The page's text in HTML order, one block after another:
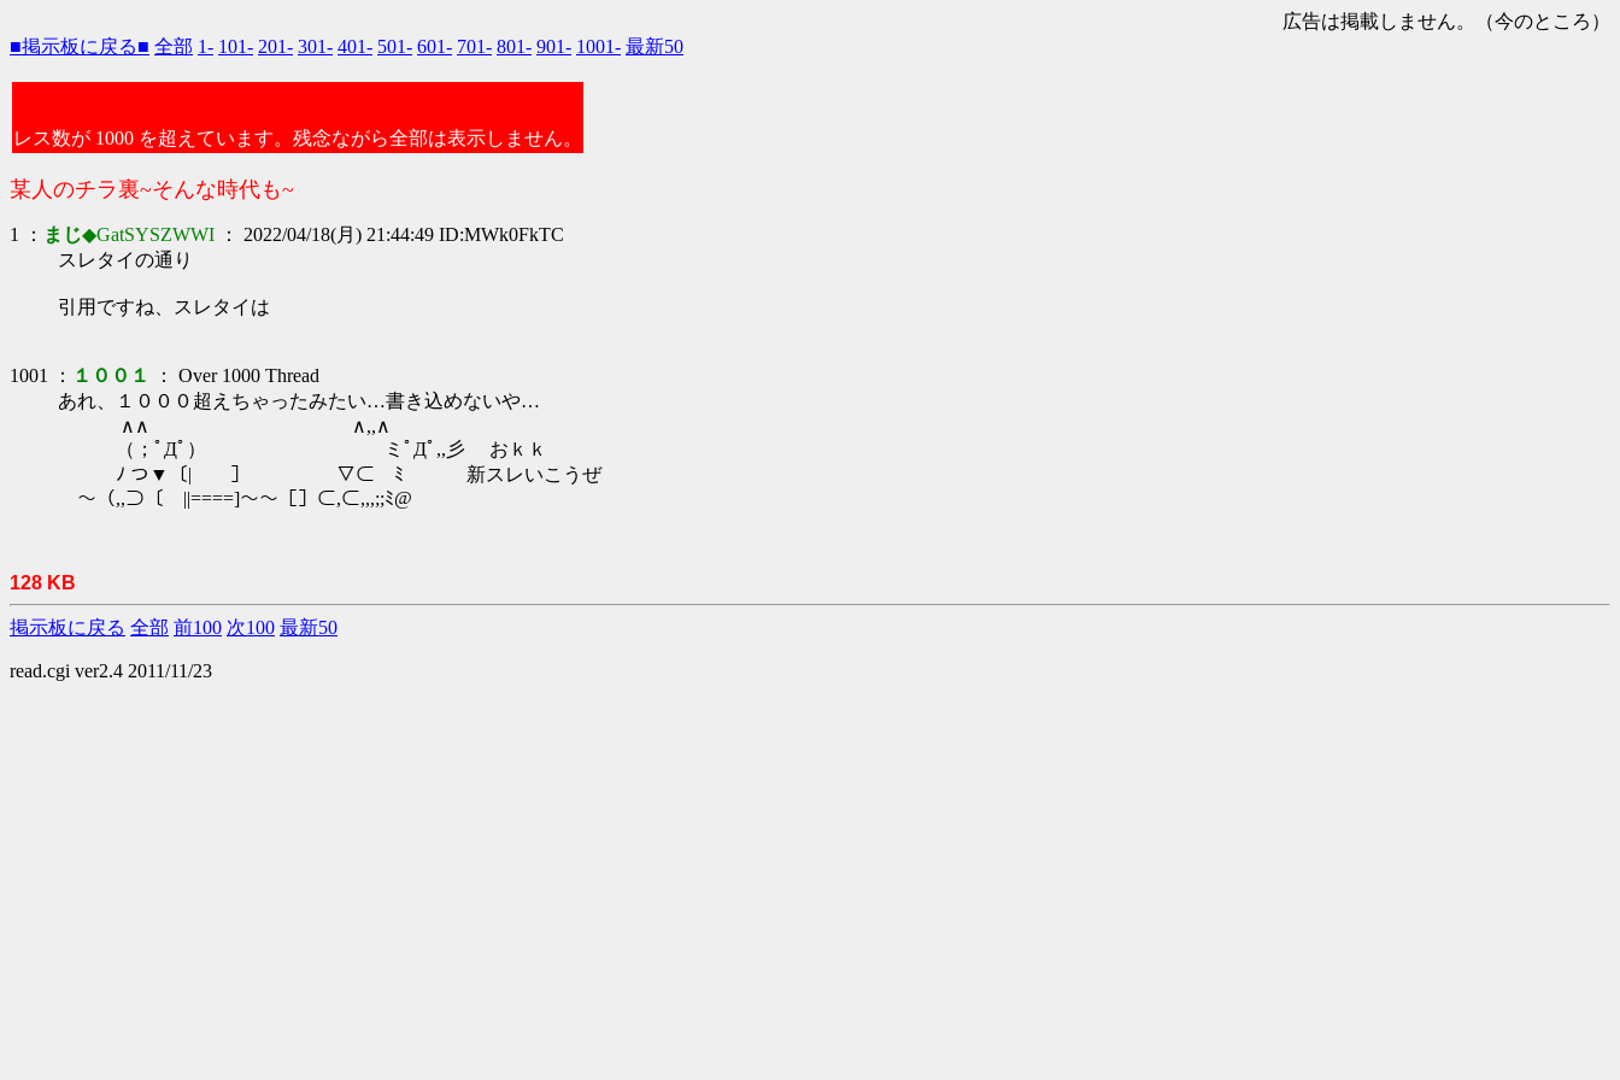
広告は掲載しません。（今のところ）
■掲示板に戻る■ 全部 1- 101- 201- 301- 401- 501- 601- 701- 801- 901- 1001- 最新50
レス数が 1000 を超えています。残念ながら全部は表示しません。
某人のチラ裏~そんな時代も~
1 ： まじ◆GatSYSZWWI ： 2022/04/18(月) 21:44:49 ID:MWk0FkTC
スレタイの通り
引用ですね、スレタイは
1001 ： １００１
： Over 1000 Thread
あれ、１０００超えちゃったみたい…書き込めないや…
∧∧ ∧,,∧
（；ﾟДﾟ） ミﾟДﾟ,,彡 おｋｋ
ﾉ つ▼〔|￣￣］ ▽⊂ ﾐ 新スレいこうぜ
～（,,⊃〔￣||====]～～［］⊂,⊂,,,;;ﾐ@
128 KB
掲示板に戻る 全部 前100 次100 最新50
read.cgi ver2.4 2011/11/23